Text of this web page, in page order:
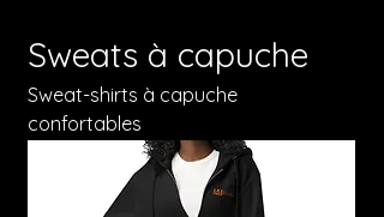
Sweats à capuche
Sweat-shirts à capuche
confortables